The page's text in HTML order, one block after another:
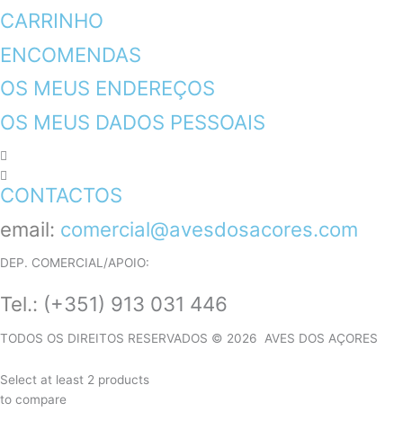
CARRINHO
ENCOMENDAS
OS MEUS ENDEREÇOS
OS MEUS DADOS PESSOAIS
CONTACTOS
email: comercial@avesdosacores.com
DEP. COMERCIAL/APOIO:
Tel.: (+351) 913 031 446
TODOS OS DIREITOS RESERVADOS © 2026 AVES DOS AÇORES
Select at least 2 products
to compare